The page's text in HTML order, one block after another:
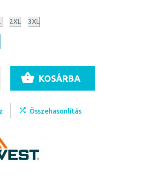
2XL 3XL
KOSÁRBA
Összehasonlítás